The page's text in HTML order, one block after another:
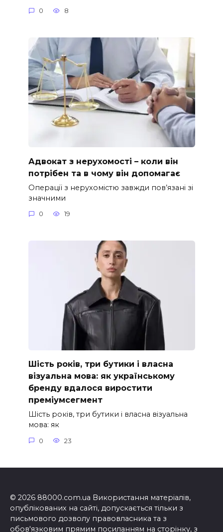
0 8
Адвокат з нерухомості – коли він
потрібен та в чому він допомагає
Операції з нерухомістю завжди пов’язані зі
значними
0 19
Шість років, три бутики і власна
візуальна мова: як українському
бренду вдалося виростити
преміумсегмент
Шість років, три бутики і власна візуальна
мова: як
0 23
© 2026 88000.com.ua Використання матеріалів,
опублікованих на сайті, допускається тільки з
письмового дозволу правовласника та з
обов'язковим прямим посиланням на сторінку, з